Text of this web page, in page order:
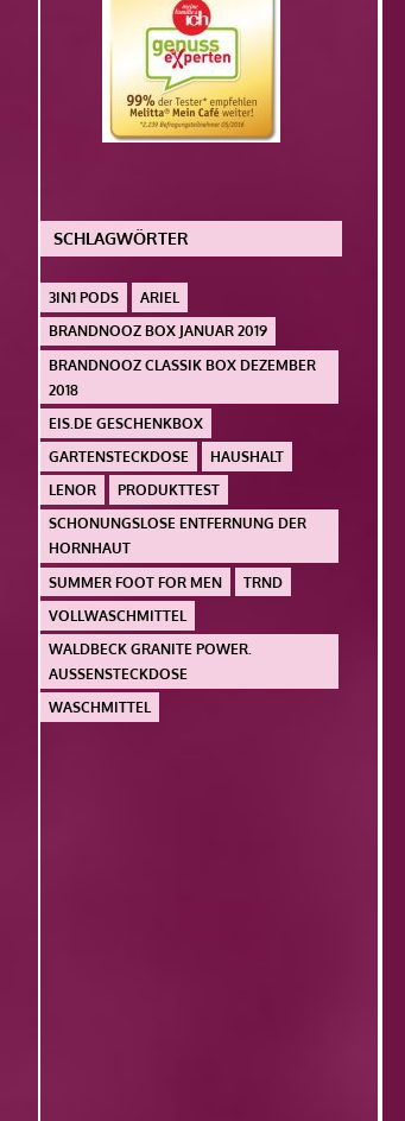
SCHLAGWÖRTER
3IN1 PODS
ARIEL
BRANDNOOZ BOX JANUAR 2019
BRANDNOOZ CLASSIK BOX DEZEMBER
2018
EIS.DE GESCHENKBOX
GARTENSTECKDOSE
HAUSHALT
LENOR
PRODUKTTEST
SCHONUNGSLOSE ENTFERNUNG DER
HORNHAUT
SUMMER FOOT FOR MEN
TRND
VOLLWASCHMITTEL
WALDBECK GRANITE POWER.
AUSSENSTECKDOSE
WASCHMITTEL